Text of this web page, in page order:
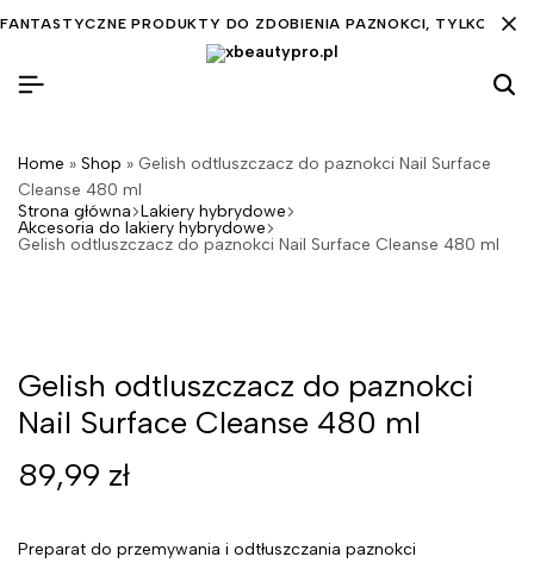
FANTASTYCZNE PRODUKTY DO ZDOBIENIA PAZNOKCI, TYLKO DLA
Home » Shop » Gelish odtluszczacz do paznokci Nail Surface
Cleanse 480 ml
Strona główna Lakiery hybrydowe
Akcesoria do lakiery hybrydowe
Gelish odtluszczacz do paznokci Nail Surface Cleanse 480 ml
Gelish odtluszczacz do paznokci
Nail Surface Cleanse 480 ml
89,99 zł
Preparat do przemywania i odtłuszczania paznokci